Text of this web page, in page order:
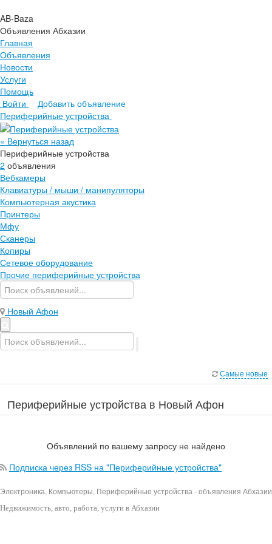
AB-Baza
Объявления Абхазии
Главная
Объявления
Новости
Услуги
Помощь
Войти
Добавить объявление
Главная
Объявления
Новости
Услуги
Помощь
Периферийные устройства
« Вернуться назад
Периферийные устройства
2 объявления
Вебкамеры
Клавиатуры / мыши / манипуляторы
Компьютерная акустика
Принтеры
Мфу
Сканеры
Копиры
Сетевое оборудование
Прочие периферийные устройства
Новый Афон
Самые новые
Периферийные устройства в Новый Афон
Объявлений по вашему запросу не найдено
Подписка через RSS на "Периферийные устройства"
Электроника, Компьютеры, Периферийные устройства - объявления Абхазии
Недвижимость , авто, работа, услуги в Абхазии